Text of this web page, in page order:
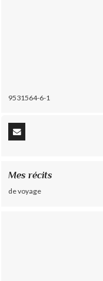
9531564-6-1
Mes récits
de voyage